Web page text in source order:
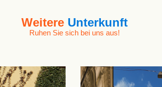
Weitere Unterkunft
Ruhen Sie sich bei uns aus!